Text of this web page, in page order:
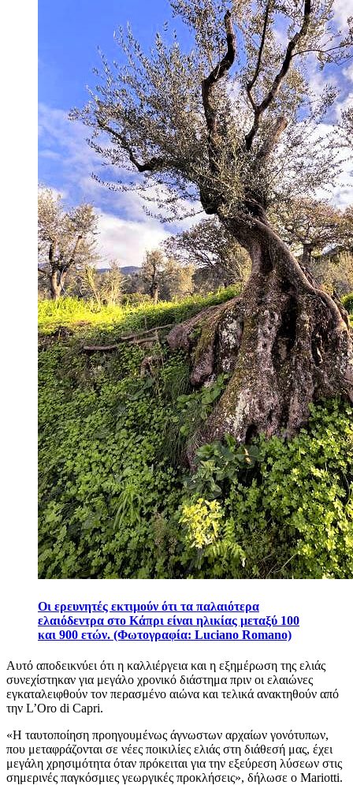
Οι ερευνητές εκτιμούν ότι τα παλαιότερα
ελαιόδεντρα στο Κάπρι είναι ηλικίας μεταξύ 100
και 900 ετών. (Φωτογραφία: Luciano Romano)
Αυτό αποδεικνύει ότι η καλλιέργεια και η εξημέρωση της ελιάς
συνεχίστηκαν για μεγάλο χρονικό διάστημα πριν οι ελαιώνες
εγκαταλειφθούν τον περασμένο αιώνα και τελικά ανακτηθούν από
την L’Oro di Capri.
«Η ταυτοποίηση προηγουμένως άγνωστων αρχαίων γονότυπων,
που μεταφράζονται σε νέες ποικιλίες ελιάς στη διάθεσή μας, έχει
μεγάλη χρησιμότητα όταν πρόκειται για την εξεύρεση λύσεων στις
σημερινές παγκόσμιες γεωργικές προκλήσεις», δήλωσε ο Mariotti.